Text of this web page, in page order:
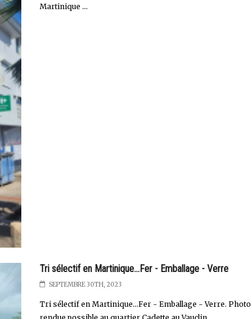
Martinique ...
Tri sélectif en Martinique...Fer - Emballage - Verre
SEPTEMBRE 30TH, 2023
Tri sélectif en Martinique…Fer - Emballage - Verre. Photo